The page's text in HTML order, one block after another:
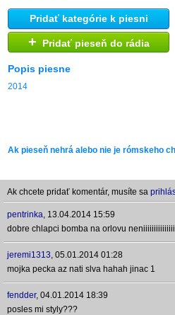
Pridať kategórie k piesni
+ Pridať pieseň do rádia
Popis piesne
2014
Ak pieseň nehrá alebo nie je rómskeho
Ak chcete pridať komentár, musíte sa
pentrinka, 13.04.2014 15:59
dobre chlapci bomba na orlovu
jeremi1313, 05.01.2014 01:28
mojka pecka az nati slva hahah jinac 1
fendder, 04.01.2014 18:39
posles mi styly???